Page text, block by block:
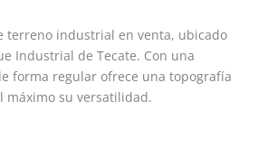
terreno industrial en venta, ubicado
Industrial de Tecate. Con una
forma regular ofrece una topografía
máximo su versatilidad.